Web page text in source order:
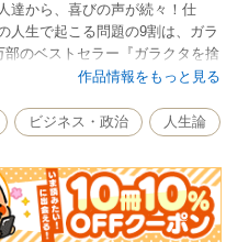
達から、喜びの声が続々！仕
生で起こる問題の9割は、ガラ
のベストセラー『ガラクタを捨
グストンの愛弟子が、人生を変
手放す」「ガラクタが多いほ
』にだまされない」など、どん
クタを一掃したくなること間違
る本。
作品情報をもっと見る
ビジネス・政治 人生論